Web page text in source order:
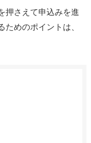
押さえて申込みを進
めのポイントは、